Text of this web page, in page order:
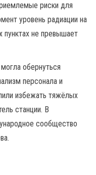
риски для
уровень радиации на
пунктах не превышает
обернуться
персонала и
избежать тяжёлых
станции. В
сообщество